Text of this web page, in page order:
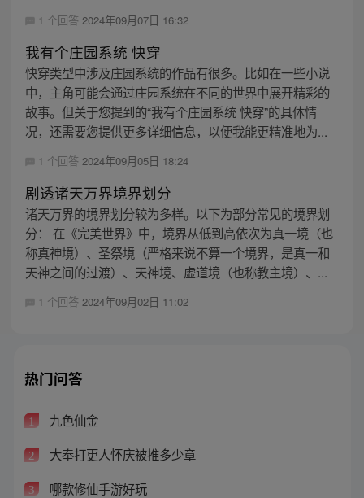
1 个回答 2024年09月07日 16:32
我有个庄园系统 快穿
快穿类型中涉及庄园系统的作品有很多。比如在一些小说
中，主角可能会通过庄园系统在不同的世界中展开精彩的
故事。但关于您提到的“我有个庄园系统 快穿”的具体情
况，还需要您提供更多详细信息，以便我能更精准地为...
1 个回答 2024年09月05日 18:24
剧透诸天万界境界划分
诸天万界的境界划分较为多样。以下为部分常见的境界划
分： 在《完美世界》中，境界从低到高依次为真一境（也
称真神境）、圣祭境（严格来说不算一个境界，是真一和
天神之间的过渡）、天神境、虚道境（也称教主境）、...
1 个回答 2024年09月02日 11:02
热门问答
1 九色仙金
2 大奉打更人怀庆被推多少章
3 哪款修仙手游好玩